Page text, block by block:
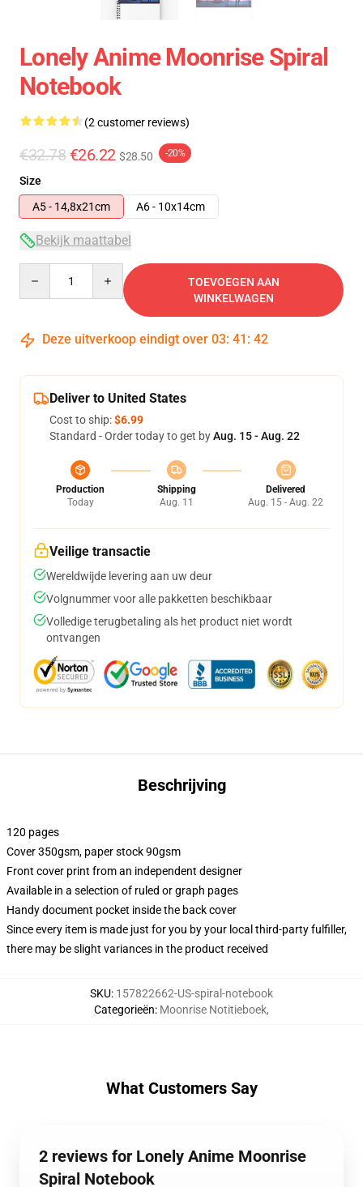
Lonely Anime Moonrise Spiral
Notebook
(2 customer reviews)
€32.78 €26.22 $28.50 -20%
Size
A5 - 14,8x21cm
A6 - 10x14cm
Bekijk maattabel
TOEVOEGEN AAN
WINKELWAGEN
Deze uitverkoop eindigt over 03: 41 : 41
Deliver to United States
Cost to ship:$6.99
Standard - Order today to get byAug. 15 - Aug. 22
Production
Today
Shipping
Aug. 11
Delivered
Aug. 15 - Aug. 22
Veilige transactie
Wereldwijde levering aan uw deur
Volgnummer voor alle pakketten beschikbaar
Volledige terugbetaling als het product niet wordt
ontvangen
Beschrijving
120 pages
Cover 350gsm, paper stock 90gsm
Front cover print from an independent designer
Available in a selection of ruled or graph pages
Handy document pocket inside the back cover
Since every item is made just for you by your local third-party fulfiller,
there may be slight variances in the product received
SKU: 157822662-US-spiral-notebook
Categorieën: Moonrise Notitieboek,
What Customers Say
2 reviews for Lonely Anime Moonrise
Spiral Notebook